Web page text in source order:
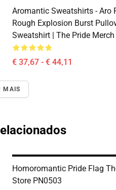
Aromantic Sweatshirts - Aro
Rough Explosion Burst
Sweatshirt | The Pride
€ 37,67 - € 44,11
MAIS
Homoromantic Pride Flag
Store PN0503